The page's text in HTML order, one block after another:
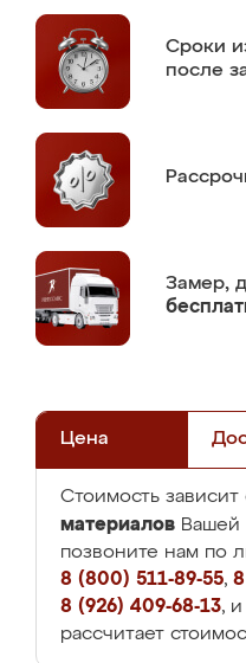
Сроки
после
Замер,
Цена
Стоимость зависит
материалов Вашей
позвоните нам по
8 (800) 511-89-55,
8 (926) 409-68-13,
рассчитает